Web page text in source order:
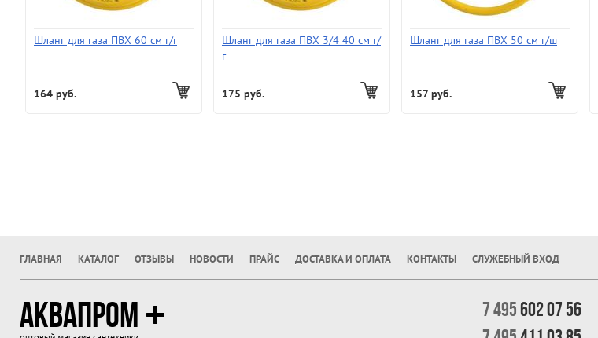
Шланг для газа ПВХ 60 см г/г
164 руб.
Шланг для газа ПВХ 3/4 40 см г/
г
175 руб.
Шланг для газа ПВХ 50 см г/ш
157 руб.
ГЛАВНАЯ КАТАЛОГ ОТЗЫВЫ НОВОСТИ ПРАЙС ДОСТАВКА И ОПЛАТА КОНТАКТЫ СЛУЖЕБНЫЙ ВХОД
АКВАПРОМ 7 495602 07 56